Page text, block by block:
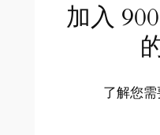
加入
了解您需